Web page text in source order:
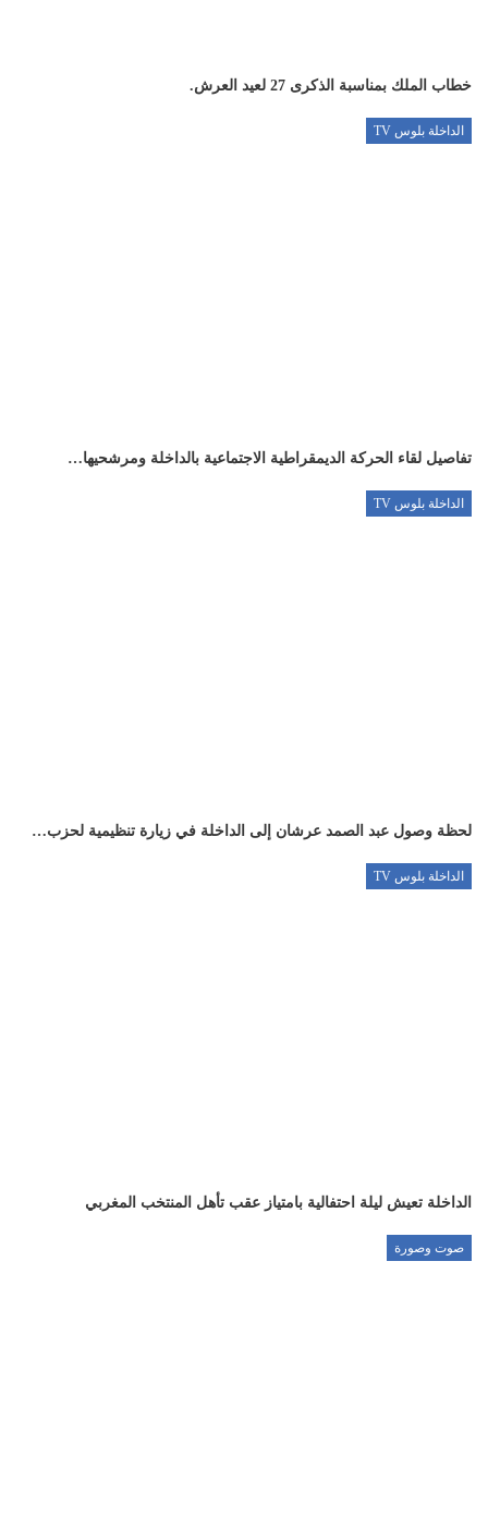
خطاب الملك بمناسبة الذكرى 27 لعيد العرش.
الداخلة بلوس TV
تفاصيل لقاء الحركة الديمقراطية الاجتماعية بالداخلة ومرشحيها…
الداخلة بلوس TV
لحظة وصول عبد الصمد عرشان إلى الداخلة في زيارة تنظيمية لحزب…
الداخلة بلوس TV
الداخلة تعيش ليلة احتفالية بامتياز عقب تأهل المنتخب المغربي
صوت وصورة